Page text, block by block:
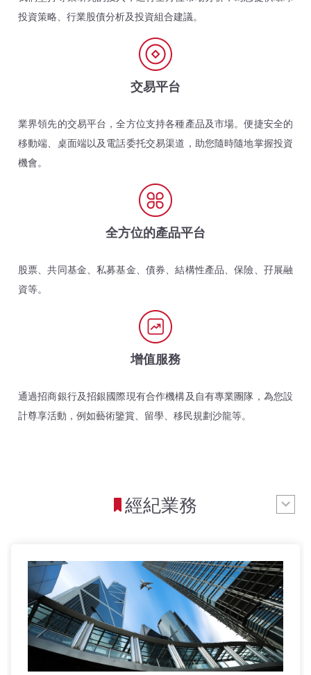
投資策略、行業股債分析及投資組合建議。
交易平台
業界領先的交易平台，全方位支持各種產品及市場。便捷安全的
移動端、桌面端以及電話委托交易渠道，助您隨時隨地掌握投資
機會。
全方位的產品平台
股票、共同基金、私募基金、債券、結構性產品、保險、孖展融
資等。
增值服務
通過招商銀行及招銀國際現有合作機構及自有專業團隊，為您設
計尊享活動，例如藝術鑒賞、留學、移民規劃沙龍等。
經紀業務